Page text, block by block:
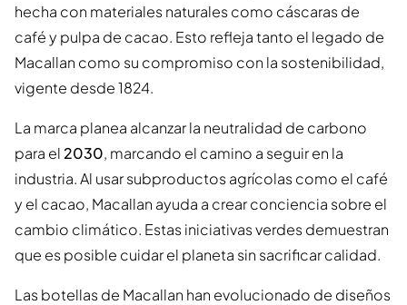
hecha con materiales naturales como cáscaras de
café y pulpa de cacao. Esto refleja tanto el legado de
Macallan como su compromiso con la sostenibilidad,
vigente desde 1824.
La marca planea alcanzar la neutralidad de carbono
para el 2030, marcando el camino a seguir en la
industria. Al usar subproductos agrícolas como el café
y el cacao, Macallan ayuda a crear conciencia sobre el
cambio climático. Estas iniciativas verdes demuestran
que es posible cuidar el planeta sin sacrificar calidad.
Las botellas de Macallan han evolucionado de diseños